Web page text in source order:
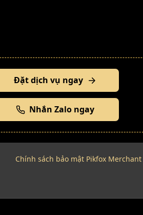
Đặt dịch vụ ngay
Nhắn Zalo ngay
Chính sách bảo mật Pikfox Merchant